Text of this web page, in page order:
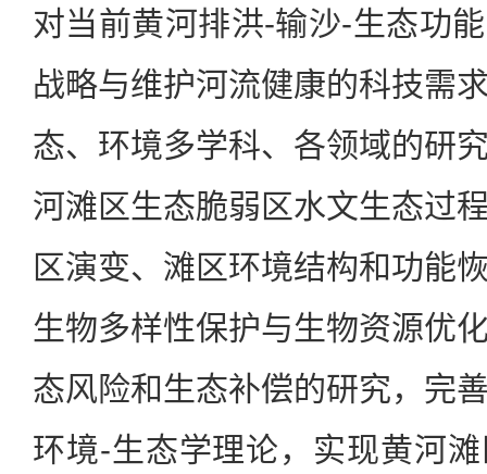
对当前黄河排洪-输沙-生态功
战略与维护河流健康的科技需
态、环境多学科、各领域的研
河滩区生态脆弱区水文生态过
区演变、滩区环境结构和功能
生物多样性保护与生物资源优
态风险和生态补偿的研究，完
环境-生态学理论，实现黄河